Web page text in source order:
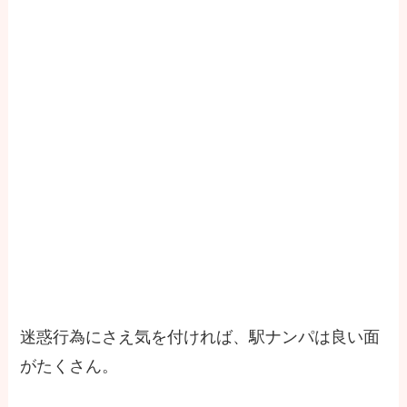
迷惑行為にさえ気を付ければ、駅ナンパは良い面
がたくさん。